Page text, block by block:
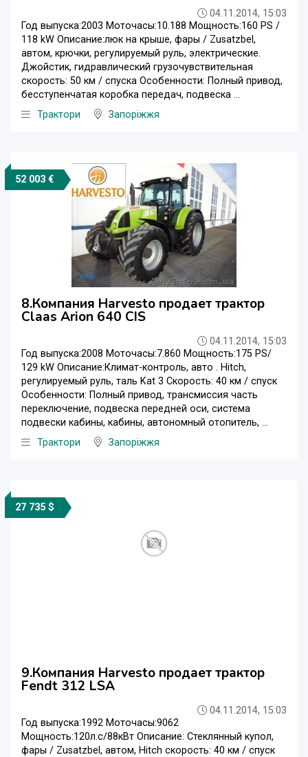
04.11.2014, 15:03
Год выпуска:2003 Моточасы:10.188 Мощность:160 PS /
118 kW Описание:люк на крыше, фары / Zusatzbel,
автом, крючки, регулируемый руль, электрические.
Джойстик, гидравлический грузочувствительная
скорость: 50 км / спуска Особенности: Полный привод,
бесступенчатая коробка передач, подвеска ...
Трактори
Запоріжжя
52 003 €
8.Компания Harvesto продает трактор
Claas Arion 640 CIS
04.11.2014, 15:03
Год выпуска:2008 Моточасы:7.860 Мощность:175 PS/
129 kW Описание:Климат-контроль, авто . Hitch,
регулируемый руль, таль Kat 3 Скорость: 40 км / спуск
Особенности: Полный привод, трансмиссия часть
переключение, подвеска передней оси, система
подвески кабины, кабины, автономный отопитель, ...
Трактори
Запоріжжя
27 735 $
9.Компания Harvesto продает трактор
Fendt 312 LSA
04.11.2014, 15:03
Год выпуска:1992 Моточасы:9062
Мощность:120л.с/88кВт Описание: Стеклянный купол,
фары / Zusatzbel, автом, Hitch скорость: 40 км / спуск